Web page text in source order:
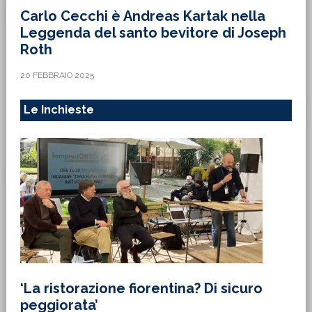
Carlo Cecchi è Andreas Kartak nella
Leggenda del santo bevitore di Joseph
Roth
20 FEBBRAIO 2025
Le Inchieste
‘La ristorazione fiorentina? Di sicuro
peggiorata’